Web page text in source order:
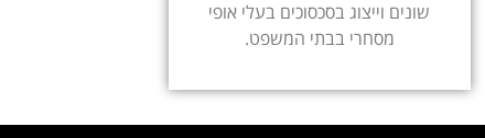
שונים וייצוג בסכסוכים בעלי אופי
מסחרי בבתי המשפט.